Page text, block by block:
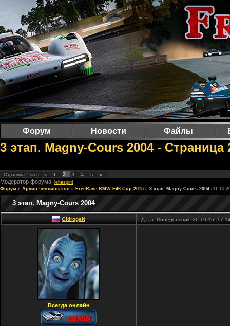
Форум Новости Файлы
3 этап. Magny-Cours 2004 -
Страница 2 из 5 « 1 2 3 4 5 »
Модератор форума: lehaspirit
Форум » Архив чемпионатов » FreeRace BMW E46 Cup 2015 » 3 этап. Magny-Cours 2004
3 этап. Magny-Cours 2004
GidrogeN | Дата: Понедельник, 26.10.15,
Всегда онлайн